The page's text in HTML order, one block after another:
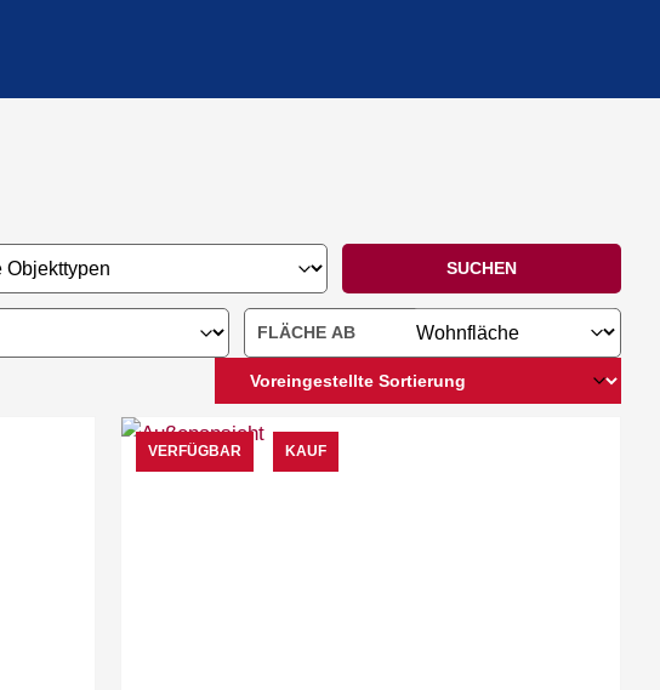
SUCHEN
VERFÜGBAR KAUF